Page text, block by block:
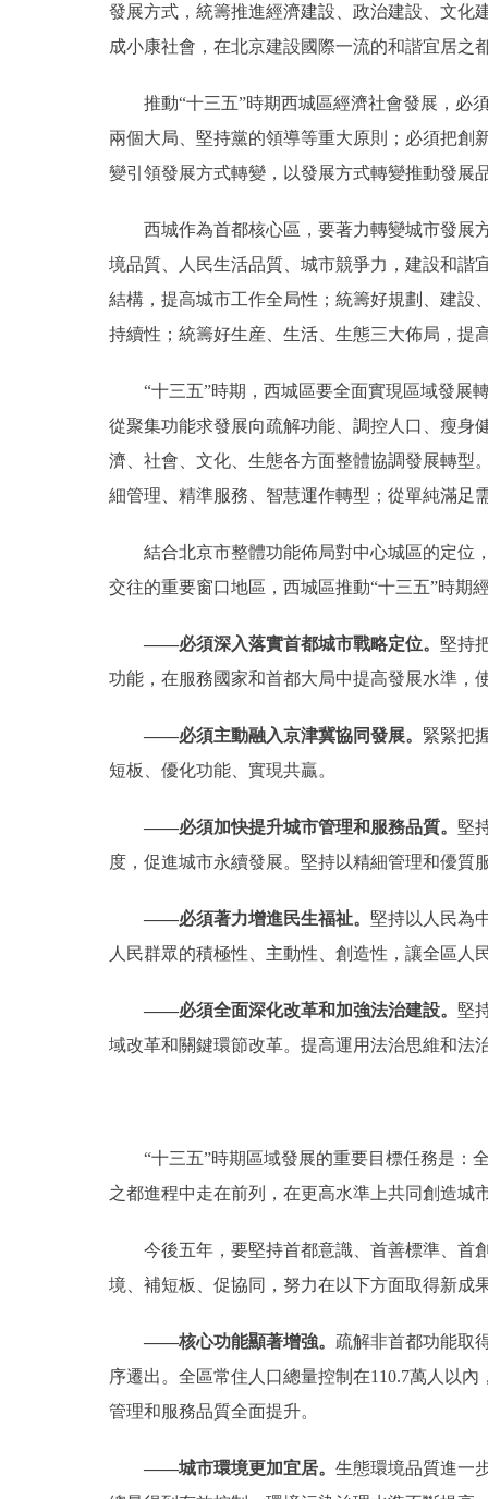
發展方式，統籌推進經濟建設、政治建設、文化
成小康社會，在北京建設國際一流的和諧宜居之
推動“十三五”時期西城區經濟社會發展，必須
兩個大局、堅持黨的領導等重大原則；必須把創
變引領發展方式轉變，以發展方式轉變推動發展
西城作為首都核心區，要著力轉變城市發展方
境品質、人民生活品質、城市競爭力，建設和諧
結構，提高城市工作全局性；統籌好規劃、建設
持續性；統籌好生産、生活、生態三大佈局，提
“十三五”時期，西城區要全面實現區域發展轉
從聚集功能求發展向疏解功能、調控人口、瘦身
濟、社會、文化、生態各方面整體協調發展轉型
細管理、精準服務、智慧運作轉型；從單純滿足
結合北京市整體功能佈局對中心城區的定位，
交往的重要窗口地區，西城區推動“十三五”時期
——必須深入落實首都城市戰略定位。 堅持
功能，在服務國家和首都大局中提高發展水準，
——必須主動融入京津冀協同發展。 緊緊把
短板、優化功能、實現共贏。
——必須加快提升城市管理和服務品質。 堅
度，促進城市永續發展。堅持以精細管理和優質
——必須著力增進民生福祉。 堅持以人民為
人民群眾的積極性、主動性、創造性，讓全區人
——必須全面深化改革和加強法治建設。 堅
域改革和關鍵環節改革。提高運用法治思維和法
“十三五”時期區域發展的重要目標任務是：全
之都進程中走在前列，在更高水準上共同創造城
今後五年，要堅持首都意識、首善標準、首創
境、補短板、促協同，努力在以下方面取得新成
——核心功能顯著增強。 疏解非首都功能取
序遷出。全區常住人口總量控制在110.7萬人以
管理和服務品質全面提升。
——城市環境更加宜居。 生態環境品質進一